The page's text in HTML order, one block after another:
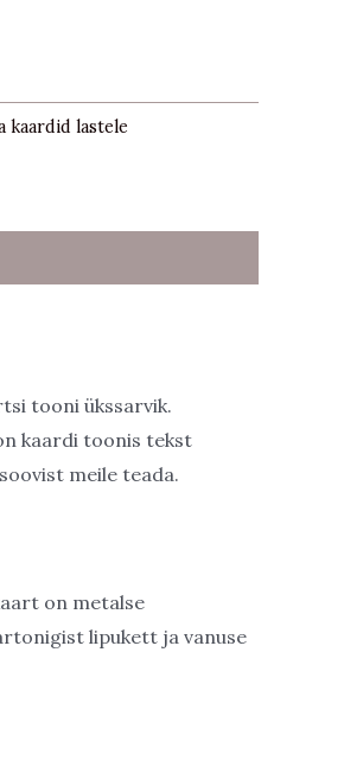
kaardid lastele
tooni ükssarvik.
kaardi toonis tekst
meile teada.
on metalse
lipukett ja vanuse